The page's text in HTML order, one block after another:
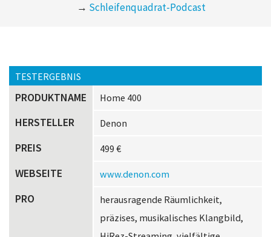
→ Schleifenquadrat-Podcast
TESTERGEBNIS
PRODUKTNAME Home 400
HERSTELLER Denon
PREIS 499 €
WEBSEITE www.denon.com
PRO
herausragende Räumlichkeit,
präzises, musikalisches Klangbild,